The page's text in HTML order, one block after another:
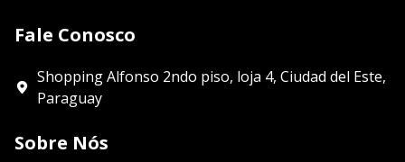
Fale Conosco
Shopping Alfonso 2ndo piso, loja 4, Ciudad del Este,
Paraguay
Sobre Nós